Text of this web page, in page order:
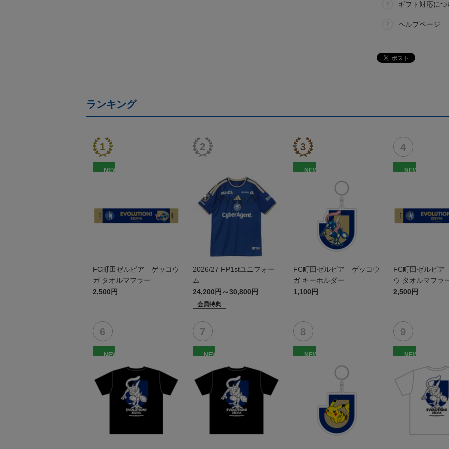
ギフト対応に
ヘルプページ
ランキング
NEW
FC町田ゼルビア ゲッコウ
ガ タオルマフラー
2,500円
2026/27 FP1stユニフォー
ム
24,200円～30,800円
会員特典
NEW
FC町田ゼルビア ゲッコウ
ガ キーホルダー
1,100円
NEW
FC町田ゼルビ
ウ タオルマフラ
2,500円
NEW NEW NEW NEW